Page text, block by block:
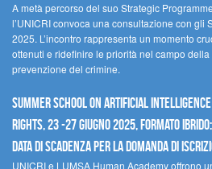
A metà percorso del suo Strategic
l’UNICRI convoca una consultazione con gli
2025. L’incontro rappresenta un momento
ottenuti e ridefinire le priorità nel campo
prevenzione del crimine.
Summer School on Artificial Intelligence
Rights, 23 -27 giugno 2025, Formato
Data di scadenza per la domanda di
UNICRI e LUMSA Human Academy offrono